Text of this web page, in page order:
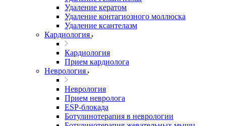
Удаление кератом
Удаление контагиозного моллюска
Удаление ксантелазм
Кардиология
Кардиология
Прием кардиолога
Неврология
Неврология
Прием невролога
ESP-блокада
Ботулинотерапия в неврологии